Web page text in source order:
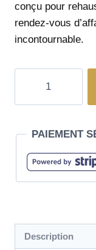
conçu pour
rendez-vous
incontournable.
PAIEMENT
Description